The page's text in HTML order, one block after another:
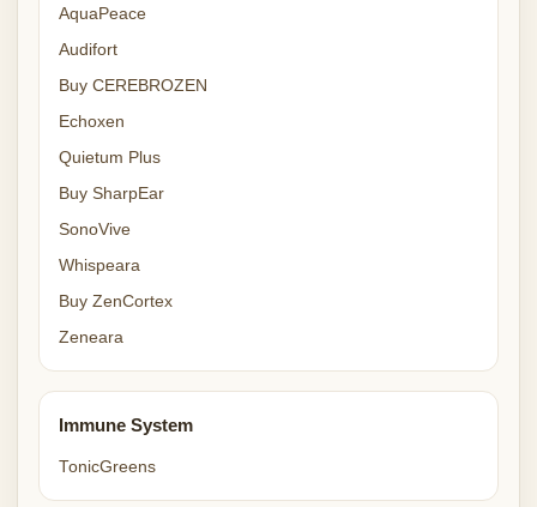
AquaPeace
Audifort
Buy CEREBROZEN
Echoxen
Quietum Plus
Buy SharpEar
SonoVive
Whispeara
Buy ZenCortex
Zeneara
Immune System
TonicGreens